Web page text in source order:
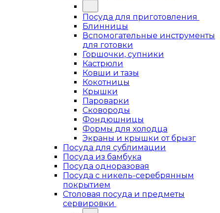
Посуда для приготовления
Блинницы
Вспомогательные инструменты
для готовки
Горшочки, супники
Кастрюли
Ковши и тазы
Кокотницы
Крышки
Пароварки
Сковороды
Фондюшницы
Формы для холодца
Экраны и крышки от брызг
Посуда для сублимации
Посуда из бамбука
Посуда одноразовая
Посуда с никель-серебрянным
покрытием
Столовая посуда и предметы
сервировки